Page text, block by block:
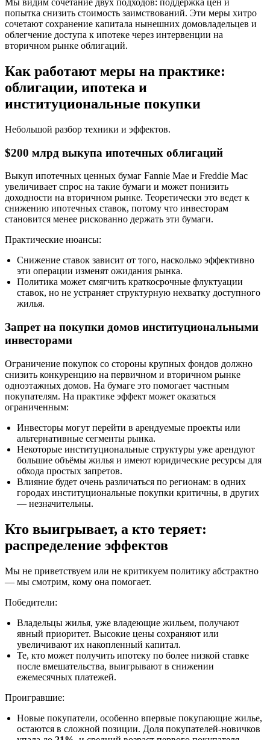
Мы видим сочетание двух подходов: поддержка цен и
попытка снизить стоимость заимствований. Эти меры хитро
сочетают сохранение капитала нынешних домовладельцев и
облегчение доступа к ипотеке через интервенции на
вторичном рынке облигаций.
Как работают меры на практике:
облигации, ипотека и
институциональные покупки
Небольшой разбор техники и эффектов.
$200 млрд выкупа ипотечных облигаций
Выкуп ипотечных ценных бумаг Fannie Mae и Freddie Mac
увеличивает спрос на такие бумаги и может понизить
доходности на вторичном рынке. Теоретически это ведет к
снижению ипотечных ставок, потому что инвесторам
становится менее рискованно держать эти бумаги.
Практические нюансы:
Снижение ставок зависит от того, насколько эффективно
эти операции изменят ожидания рынка.
Политика может смягчить краткосрочные флуктуации
ставок, но не устраняет структурную нехватку доступного
жилья.
Запрет на покупки домов институциональными
инвесторами
Ограничение покупок со стороны крупных фондов должно
снизить конкуренцию на первичном и вторичном рынке
одноэтажных домов. На бумаге это помогает частным
покупателям. На практике эффект может оказаться
ограниченным:
Инвесторы могут перейти в арендуемые проекты или
альтернативные сегменты рынка.
Некоторые институциональные структуры уже арендуют
большие объёмы жилья и имеют юридические ресурсы для
обхода простых запретов.
Влияние будет очень различаться по регионам: в одних
городах институциональные покупки критичны, в других
— незначительны.
Кто выигрывает, а кто теряет:
распределение эффектов
Мы не приветствуем или не критикуем политику абстрактно
— мы смотрим, кому она помогает.
Победители:
Владельцы жилья, уже владеющие жильем, получают
явный приоритет. Высокие цены сохраняют или
увеличивают их накопленный капитал.
Те, кто может получить ипотеку по более низкой ставке
после вмешательства, выигрывают в снижении
ежемесячных платежей.
Проигравшие:
Новые покупатели, особенно впервые покупающие жилье,
остаются в сложной позиции. Доля покупателей-новичков